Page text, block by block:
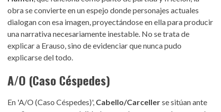
obra se convierte en un espejo donde personajes actuales
dialogan con esa imagen, proyectándose en ella para producir
una narrativa necesariamente inestable. No se trata de
explicar a Erauso, sino de evidenciar que nunca pudo
explicarse del todo.
A/O (Caso Céspedes)
En 'A/O (Caso Céspedes)', Cabello/Carcellerse sitúan ante